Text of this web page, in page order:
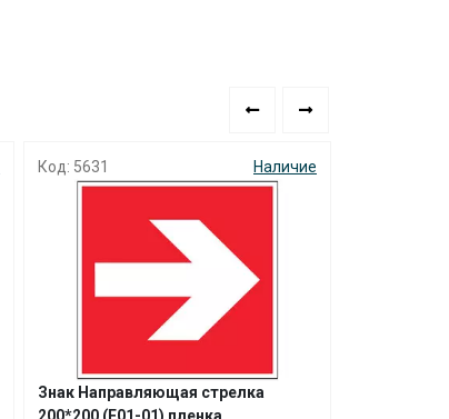
Код: 5631 Наличие
Знак Направляющая стрелка